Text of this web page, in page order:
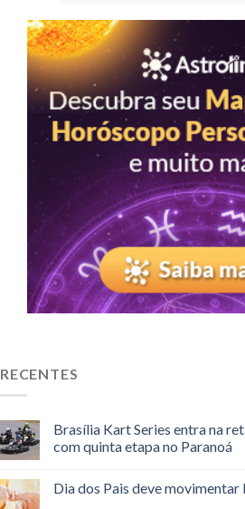
RECENTES
Brasília Kart Series entra na
com quinta etapa no Paranoá
Dia dos Pais deve